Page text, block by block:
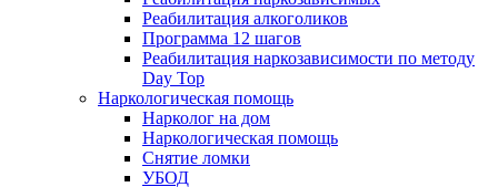
Реабилитация алкоголиков
Программа 12 шагов
Реабилитация наркозависимости по методу
Day Top
Наркологическая помощь
Нарколог на дом
Наркологическая помощь
Снятие ломки
УБОД